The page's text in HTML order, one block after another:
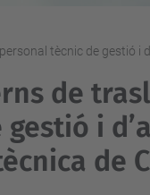
tècnic de gestió
de
i
de